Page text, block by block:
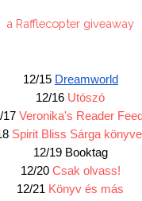
a Rafflecopter giveaway
12/15 Dreamworld
12/16 Utószó
17 Veronika's Reader
Spirit Bliss Sárga
12/19 Booktag
12/20 Csak olvass!
12/21 Könyv és más